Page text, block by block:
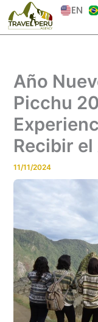
content
EN
Año
Picchu
Recibir
11/11/2024